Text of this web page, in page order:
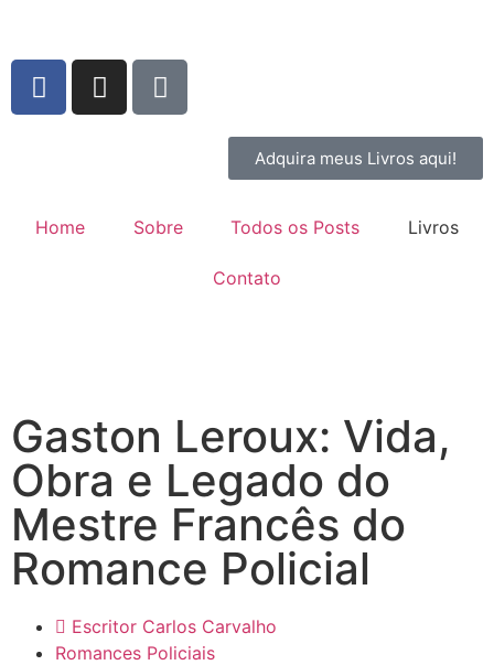
Adquira meus Livros aqui!
Home Sobre Todos os Posts Livros
Contato
Gaston Leroux: Vida,
Obra e Legado do
Mestre Francês do
Romance Policial
Escritor Carlos Carvalho
Romances Policiais